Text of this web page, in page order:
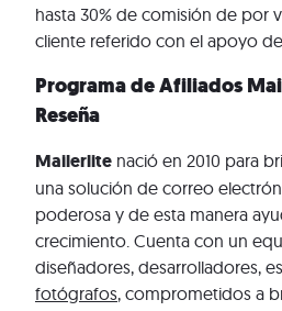
hasta 30% de comisión de por
cliente referido con el apoyo
Programa de Afiliados
Reseña
Mailerlite nació en 2010 para
una solución de correo
poderosa y de esta manera
crecimiento. Cuenta con un
diseñadores, desarrolladores,
fotógrafos, comprometidos a